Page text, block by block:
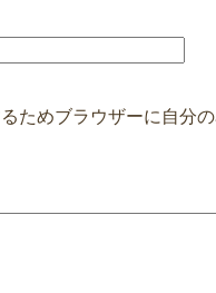
ためブラウザーに自分